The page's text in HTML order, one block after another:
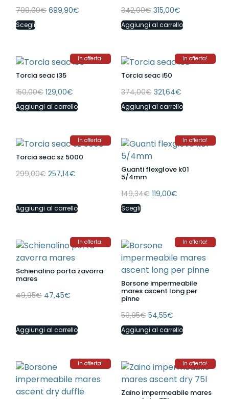
799,00€ 699,90€
Scegli
342,00€ 315,00€
Aggiungi al carrello
In offerta!
Torcia seac i35
150,00€ 129,00€
Aggiungi al carrello
In offerta!
Torcia seac i50
374,00€ 321,64€
Aggiungi al carrello
In offerta!
Torcia seac sz 5000
299,00€ 257,14€
Aggiungi al carrello
In offerta!
Guanti flexglove k01
5/4mm
149,34€ 119,00€
Scegli
In offerta!
Schienalino porta zavorra
mares
49,95€ 47,45€
Aggiungi al carrello
In offerta!
Borsone impermeabile
mares ascent long per
pinne
59,95€ 54,55€
Aggiungi al carrello
In offerta! In offerta!
Zaino impermeabile mares